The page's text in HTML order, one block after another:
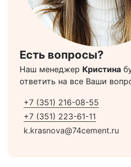
Есть вопросы?
Наш менеджер Кристина
ответить на все Ваши
+7 (351) 216-08-55
+7 (351) 223-61-11
k.krasnova@74cement.ru